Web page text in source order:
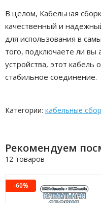
В целом, Кабельная
качественный и
для использования в
того, подключаете ли
устройства, этот кабель
стабильное соединение.
Категории: кабельные
Рекомендуем
12 товаров
-60%